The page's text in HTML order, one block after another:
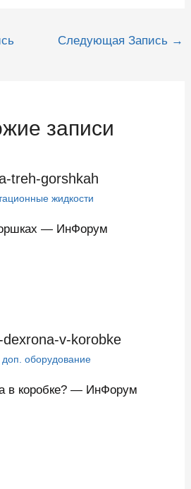
Следующая Запись →
записи
treh-gorshkah
жидкости
— ИнФорум
v-korobke
доп. оборудование
в коробке? — ИнФорум